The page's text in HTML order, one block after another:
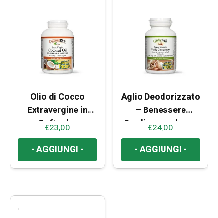
Olio di Cocco
Extravergine in
Softgel –
Integratore per
Energia e
Metabolismo
€23,00
- AGGIUNGI -
Aglio Deodorizzato
– Benessere
Cardiovascolare e
Circolazione
€24,00
- AGGIUNGI -